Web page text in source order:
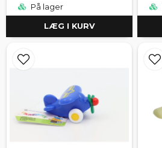
På lager
LÆG I KURV